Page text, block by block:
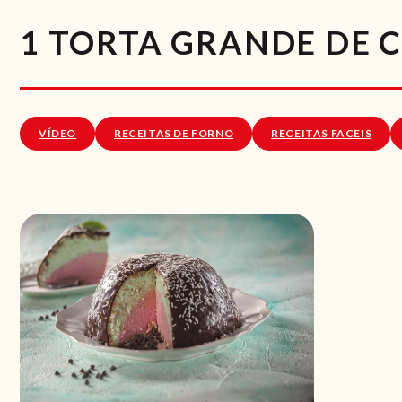
1 TORTA GRANDE DE
VÍDEO RECEITAS DE FORNO RECEITAS FACEIS